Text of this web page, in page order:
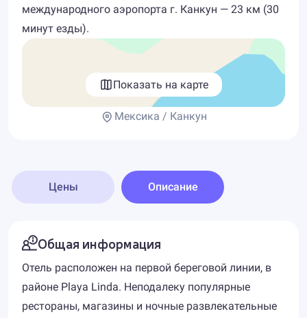
международного аэропорта г. Канкун — 23 км (30
минут езды).
Показать на карте
Мексика / Канкун
Цены Описание
Общая информация
Отель расположен на первой береговой линии, в
районе Playa Linda. Неподалеку популярные
рестораны, магазины и ночные развлекательные